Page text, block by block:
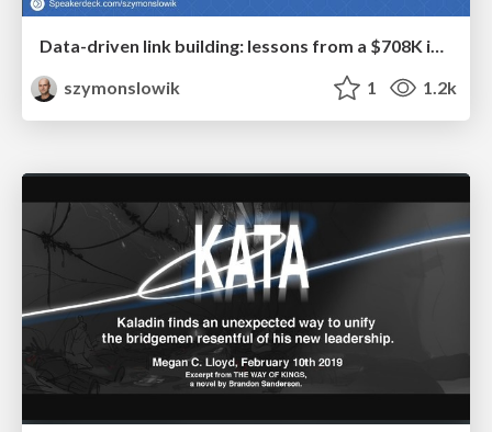
Data-driven link building: lessons from a $708K investment (BrightonSEO talk)
szymonslowik
1 1.2k